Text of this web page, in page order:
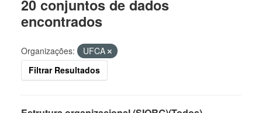
20 conjuntos de dados
encontrados
Organizações:
UFCA
Filtrar Resultados